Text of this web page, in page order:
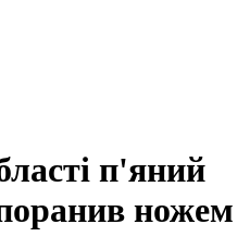
п'яний
ножем